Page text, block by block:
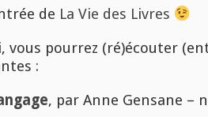
de La Vie des Livres
vous pourrez (ré)écouter
:
, par Anne Gensane –